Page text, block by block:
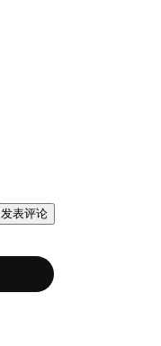
发表评论